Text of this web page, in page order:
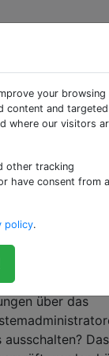
Apple
aktualisieren.
Minuten bei
Lion?
über das
Das
your browsing
content and targeted
where our visitors
other tracking
have consent from a
policy.